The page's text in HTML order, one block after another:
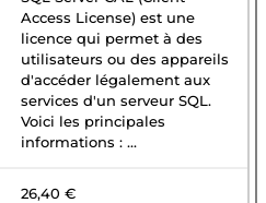
Access License) est une
licence qui permet à des
utilisateurs ou des appareils
d'accéder légalement aux
services d'un serveur SQL.
Voici les principales
informations : ...
26,40 €